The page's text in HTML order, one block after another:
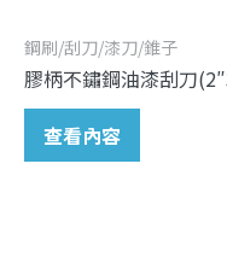
鋼刷/刮刀/漆刀/錐子
膠柄不鏽鋼油漆刮刀
查看內容